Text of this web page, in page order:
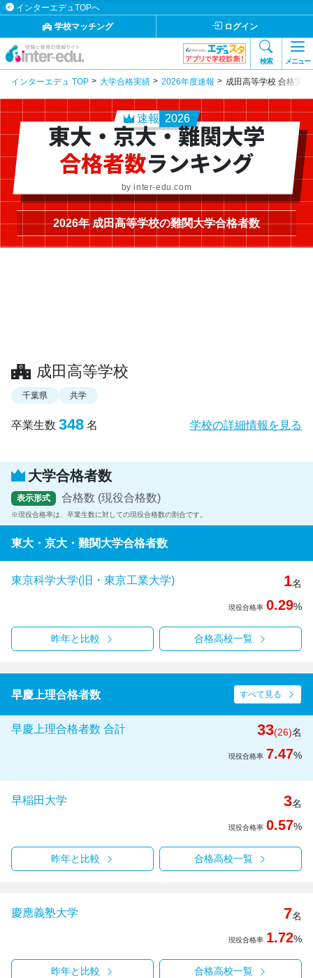
インターエデュTOPへ
学校マッチング
ログイン
検索 メニュー
インターエデュ TOP 大学合格実績 2026年度速報 成田高等学校 合格実績
速報 2026
東大・京大・難関大学
合格者数ランキング
by inter-edu.com
2026年 成田高等学校の難関大学合格者数
成田高等学校
千葉県 共学
卒業生数 348 名 学校の詳細情報を見る
大学合格者数
表示形式 合格数 (現役合格数)
現役合格率は、卒業生数に対しての現役合格数の割合です。
東大・京大・難関大学合格者数
東京科学大学(旧・東京工業大学) 1名
現役合格率 0.29%
昨年と比較 合格高校一覧
早慶上理合格者数 すべて見る
早慶上理合格者数 合計 33(26)名
現役合格率 7.47%
早稲田大学 3名
現役合格率 0.57%
昨年と比較 合格高校一覧
慶應義塾大学 7名
現役合格率 1.72%
昨年と比較 合格高校一覧